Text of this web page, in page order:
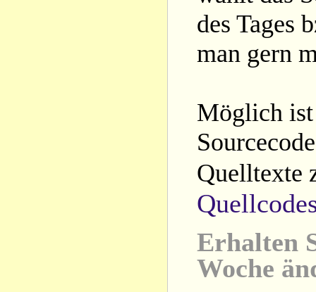
des Tages
man gern
Möglich ist
Quelltexte
Erhalten
Woche